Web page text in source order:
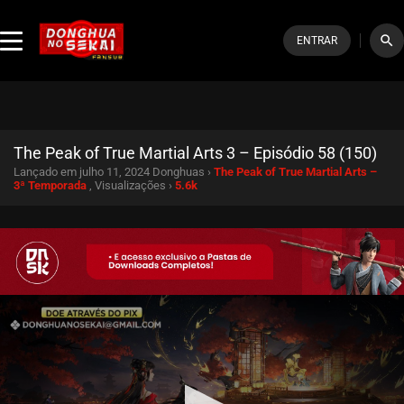
ENTRAR search
The Peak of True Martial Arts 3 – Episódio 58 (150)
Lançado em julho 11, 2024 Donghuas › The Peak of True Martial Arts –
3ª Temporada , Visualizações › 5.6k